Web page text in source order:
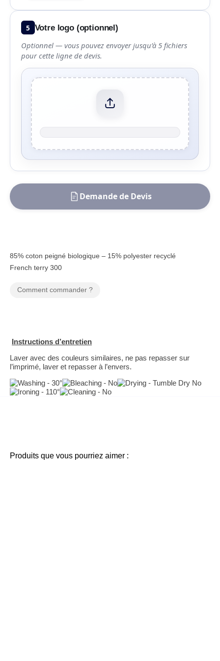
5 Votre logo (optionnel)
Optionnel — vous pouvez envoyer jusqu’à 5 fichiers
pour cette ligne de devis.
Demande de Devis
85% coton peigné biologique – 15% polyester recyclé
French terry 300
Comment commander ?
Instructions d’entretien
Laver avec des couleurs similaires, ne pas repasser sur
l’imprimé, laver et repasser à l’envers.
Produits que vous pourriez aimer :